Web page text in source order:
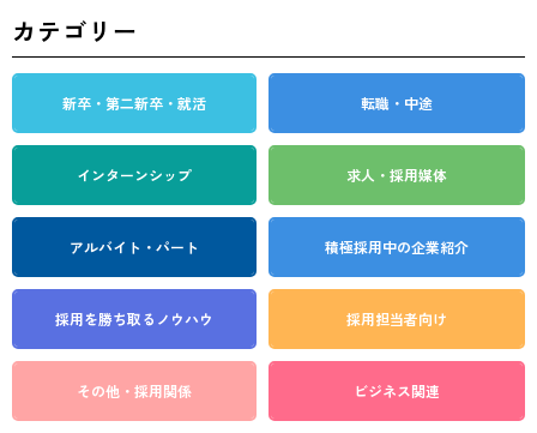
ジ
送
り
カテゴリー
新卒・第二新卒・就活 転職・中途
インターンシップ 求人・採用媒体
アルバイト・パート 積極採用中の企業紹介
採用を勝ち取る ノウハウ 採用担当者向け
その他・採用関係 ビジネス関連